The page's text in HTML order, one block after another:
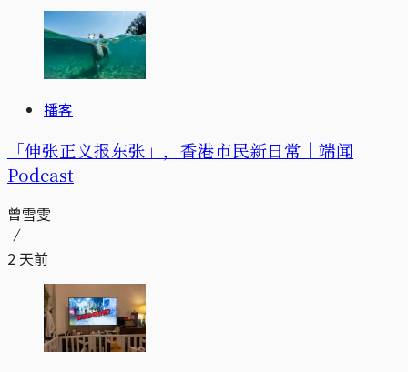
播客
「伸张正义报东张」，香港市民新日常｜端闻
Podcast
曾雪雯
2 天前